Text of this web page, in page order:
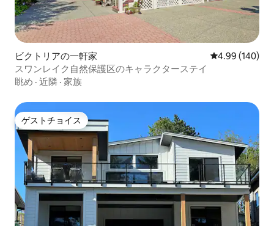
ビクトリアの一軒家 レビュー140
4.99 (140)
スワンレイク自然保護区のキャラクターステイ
眺め · 近隣 · 家族
ゲストチョイス
ゲストチョイス